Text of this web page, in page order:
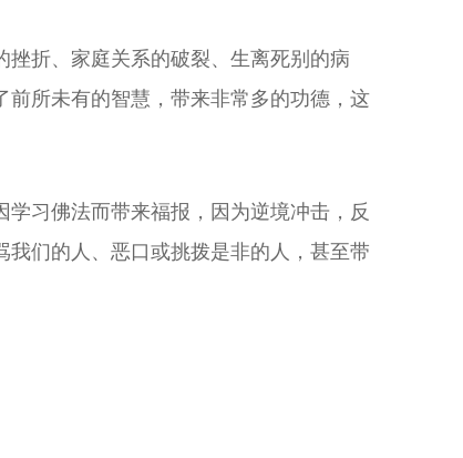
折、家庭关系的破裂、生离死别的病
所未有的智慧，带来非常多的功德，这
习佛法而带来福报，因为逆境冲击，反
们的人、恶口或挑拨是非的人，甚至带